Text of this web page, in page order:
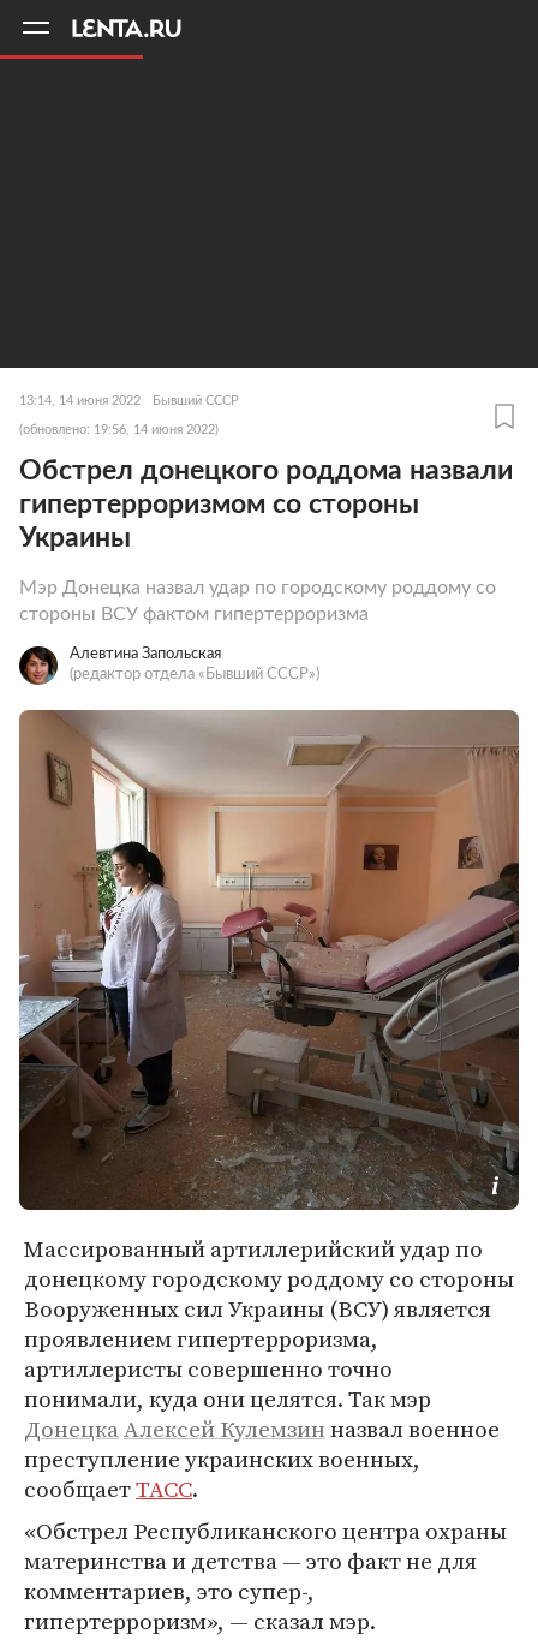
13:14, 14 июня 2022 Бывший СССР
(обновлено: 19:56, 14 июня 2022)
Обстрел донецкого роддома назвали
гипертерроризмом со стороны
Украины
Мэр Донецка назвал удар по городскому роддому со
стороны ВСУ фактом гипертерроризма
Алевтина Запольская
(редактор отдела «Бывший СССР»)
Массированный артиллерийский удар по
донецкому городскому роддому со стороны
Вооруженных сил Украины (ВСУ) является
проявлением гипертерроризма,
артиллеристы совершенно точно
понимали, куда они целятся. Так мэр
ДонецкаАлексей Кулемзинназвал военное
преступление украинских военных,
сообщаетТАСС.
«Обстрел Республиканского центра охраны
материнства и детства — это факт не для
комментариев, это супер-,
гипертерроризм», — сказал мэр.